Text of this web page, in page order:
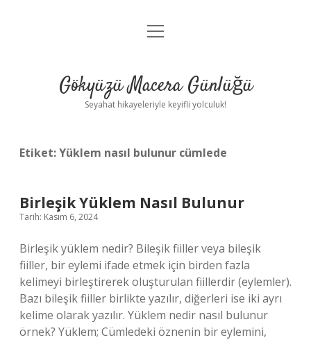
Anasayfa
Yasal Uyarı
menüyü
Gökyüzü Macera Günlüğü
Seyahat hikayeleriyle keyifli yolculuk!
Etiket:Yüklem nasıl bulunur cümlede
Birleşik Yüklem Nasıl Bulunur
Tarih: Kasım 6, 2024
Birleşik yüklem nedir? Bileşik fiiller veya bileşik
fiiller, bir eylemi ifade etmek için birden fazla
kelimeyi birleştirerek oluşturulan fiillerdir (eylemler).
Bazı bileşik fiiller birlikte yazılır, diğerleri ise iki ayrı
kelime olarak yazılır. Yüklem nedir nasıl bulunur
örnek? Yüklem; Cümledeki öznenin bir eylemini,